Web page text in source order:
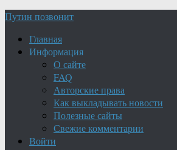
Путин позвонит
Главная
Информация
О сайте
FAQ
Авторские права
Как выкладывать новости
Полезные сайты
Свежие комментарии
Войти